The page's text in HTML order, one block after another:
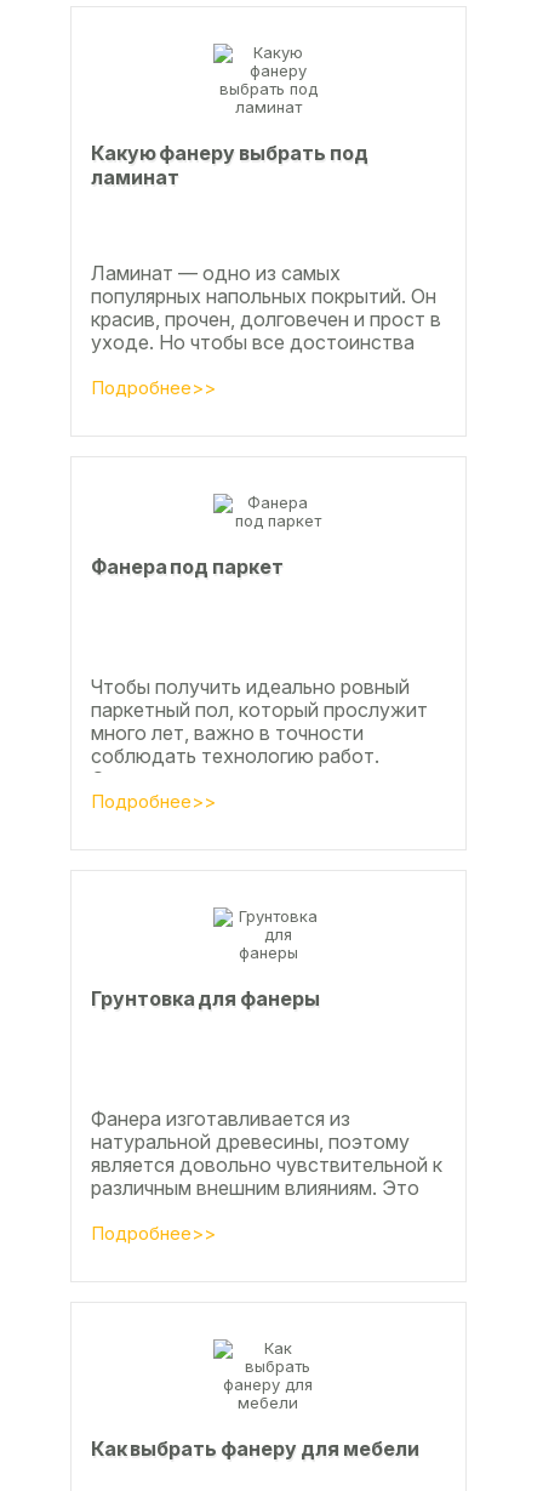
Какую фанеру выбрать под
ламинат
Ламинат — одно из самых
популярных напольных покрытий. Он
красив, прочен, долговечен и прост в
уходе. Но чтобы все достоинства
раскрылись, важно...
Подробнее>>
Фанера под паркет
Чтобы получить идеально ровный
паркетный пол, который прослужит
много лет, важно в точности
соблюдать технологию работ.
Сегодня одним из самых простых и
эффективных методов считается...
Подробнее>>
Грунтовка для фанеры
Фанера изготавливается из
натуральной древесины, поэтому
является довольно чувствительной к
различным внешним влияниям. Это
расширении, растрескивании,...
Подробнее>>
Как выбрать фанеру для мебели